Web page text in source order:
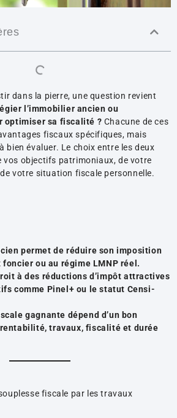
dans la pierre, une question revient
l’immobilier ancien ou
optimiser sa fiscalité ? Chacune de ces
fiscaux spécifiques, mais
bien évaluer. Le choix entre les deux
vos objectifs patrimoniaux, de votre
votre situation fiscale personnelle.
permet de réduire son imposition
ou au régime LMNP réel.
à des réductions d’impôt attractives
comme Pinel+ ou le statut Censi-
gagnante dépend d’un bon
travaux, fiscalité et durée
fiscale par les travaux